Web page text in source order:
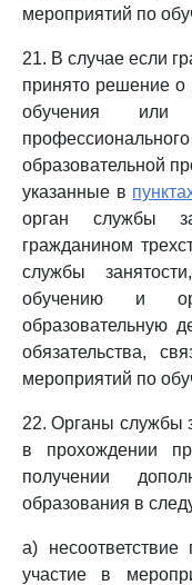
мероприятий по
21. В случае если
принято решение о
обучения или
образовательной
указанные в
орган службы
гражданином
службы
обучению и
образовательную
обязательства,
мероприятий по
22. Органы службы
в прохождении
получении
образования в
а)
участие в